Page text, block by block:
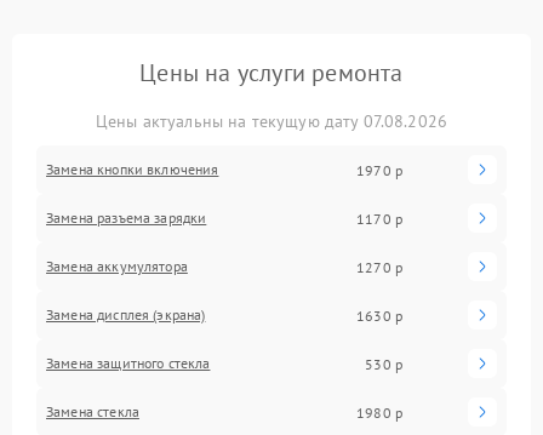
Цены на услуги ремонта
Цены актуальны на текущую дату 07.08.2026
Замена кнопки включения 1970 р
Замена разъема зарядки 1170 р
Замена аккумулятора 1270 р
Замена дисплея (экрана) 1630 р
Замена защитного стекла 530 р
Замена стекла 1980 р